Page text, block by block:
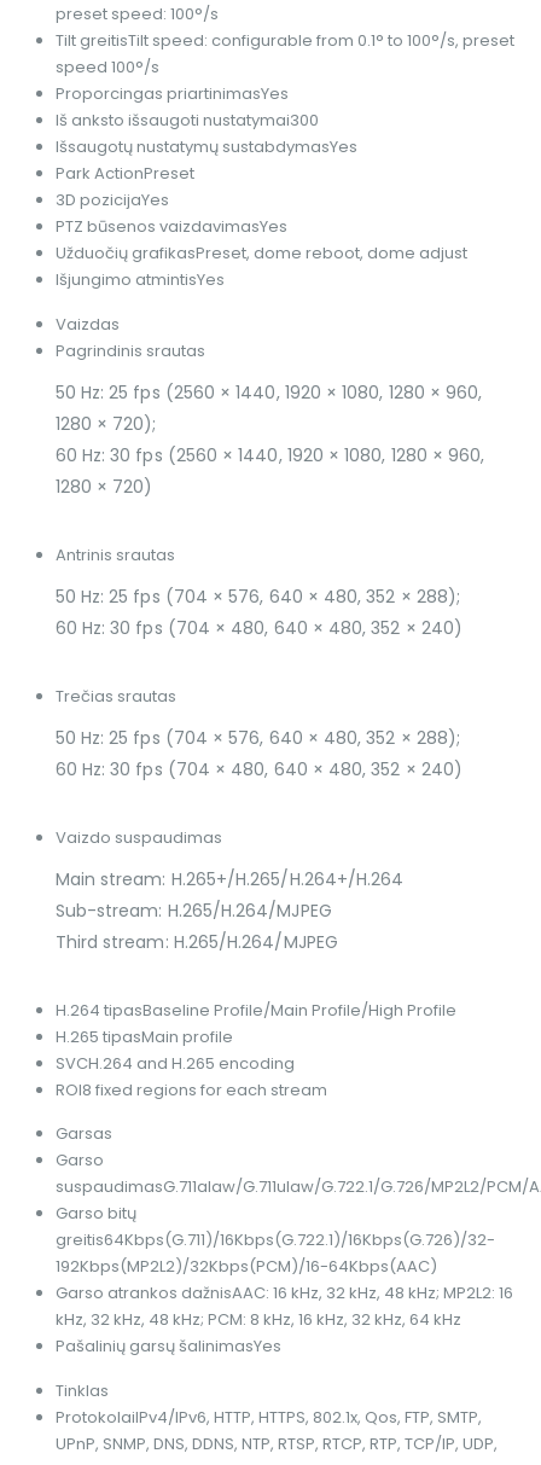
preset speed: 100°/s
Tilt greitisTilt speed: configurable from 0.1° to 100°/s, preset
speed 100°/s
Proporcingas priartinimasYes
Iš anksto išsaugoti nustatymai300
Išsaugotų nustatymų sustabdymasYes
Park ActionPreset
3D pozicijaYes
PTZ būsenos vaizdavimasYes
Užduočių grafikasPreset, dome reboot, dome adjust
Išjungimo atmintisYes
Vaizdas
Pagrindinis srautas
50 Hz: 25 fps (2560 × 1440, 1920 × 1080, 1280 × 960,
1280 × 720);
60 Hz: 30 fps (2560 × 1440, 1920 × 1080, 1280 × 960,
1280 × 720)
Antrinis srautas
50 Hz: 25 fps (704 × 576, 640 × 480, 352 × 288);
60 Hz: 30 fps (704 × 480, 640 × 480, 352 × 240)
Trečias srautas
50 Hz: 25 fps (704 × 576, 640 × 480, 352 × 288);
60 Hz: 30 fps (704 × 480, 640 × 480, 352 × 240)
Vaizdo suspaudimas
Main stream: H.265+/H.265/H.264+/H.264
Sub-stream: H.265/H.264/MJPEG
Third stream: H.265/H.264/MJPEG
H.264 tipasBaseline Profile/Main Profile/High Profile
H.265 tipasMain profile
SVCH.264 and H.265 encoding
ROI8 fixed regions for each stream
Garsas
Garso
suspaudimasG.711alaw/G.711ulaw/G.722.1/G.726/MP2L2/PCM/
Garso bitų
greitis64Kbps(G.711)/16Kbps(G.722.1)/16Kbps(G.726)/32-
192Kbps(MP2L2)/32Kbps(PCM)/16-64Kbps(AAC)
Garso atrankos dažnisAAC: 16 kHz, 32 kHz, 48 kHz; MP2L2: 16
kHz, 32 kHz, 48 kHz; PCM: 8 kHz, 16 kHz, 32 kHz, 64 kHz
Pašalinių garsų šalinimasYes
Tinklas
ProtokolaiIPv4/IPv6, HTTP, HTTPS, 802.1x, Qos, FTP, SMTP,
UPnP, SNMP, DNS, DDNS, NTP, RTSP, RTCP, RTP, TCP/IP, UDP,